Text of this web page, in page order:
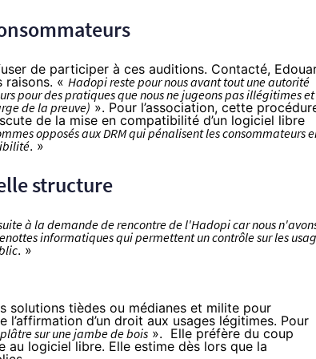
de participer à ces auditions. Contacté,
raisons. « Hadopi reste pour nous avant tout une autorité
pour des pratiques que nous ne jugeons pas illégitimes et
de la preuve) ». Pour l’association, cette
de la mise en compatibilité d’un logiciel libre
opposés aux DRM qui pénalisent les consommateurs
. »
structure
à la demande de rencontre de l'Hadopi car nous
informatiques qui permettent un contrôle sur les
. »
solutions tièdes ou médianes et milite pour
d’un droit aux usages légitimes. Pour
sur une jambe de bois ». Elle préfère du coup
au logiciel libre. Elle estime dès lors que la